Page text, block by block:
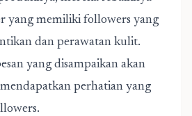
yang memiliki followers yang
dan perawatan kulit.
yang disampaikan akan
perhatian yang